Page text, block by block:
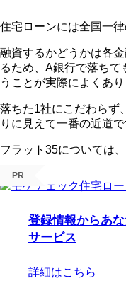
住宅ローンには全国一
融資するかどうかは各
るため、A銀行で落ち
うことが実際によくあり
落ちた1社にこだわらず
りに見えて一番の近道で
フラット35については
PR
登録情報からあ
サービス
詳細はこちら